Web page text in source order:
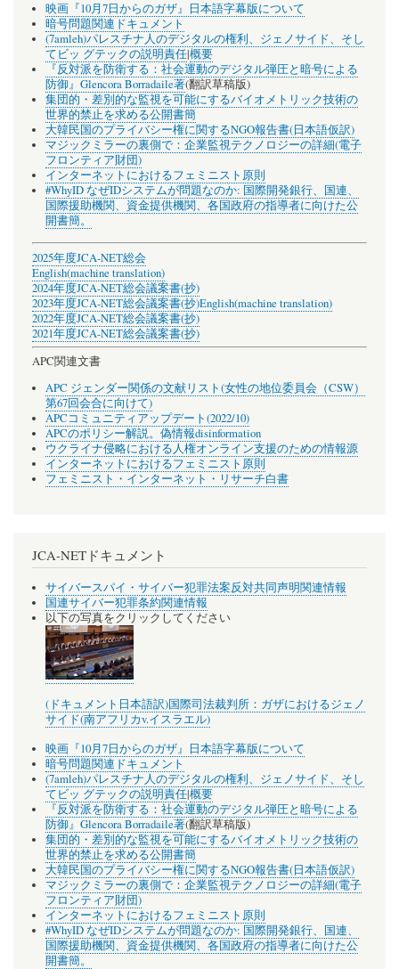
映画『10月7日からのガザ』日本語字幕版について
暗号問題関連ドキュメント
(7amleh)パレスチナ人のデジタルの権利、ジェノサイド、そし
てビッ グテックの説明責任|概要
『反対派を防衛する：社会運動のデジタル弾圧と暗号による
防御』Glencora Borradaile著(翻訳草稿版)
集団的・差別的な監視を可能にするバイオメトリック技術の
世界的禁止を求める公開書簡
大韓民国のプライバシー権に関するNGO報告書(日本語仮訳)
マジックミラーの裏側で：企業監視テクノロジーの詳細(電子
フロンティア財団)
インターネットにおけるフェミニスト原則
#WhyID なぜIDシステムが問題なのか: 国際開発銀行、国連、
国際援助機関、資金提供機関、各国政府の指導者に向けた公
開書簡。
2025年度JCA-NET総会
English(machine translation)
2024年度JCA-NET総会議案書(抄)
2023年度JCA-NET総会議案書(抄)English(machine translation)
2022年度JCA-NET総会議案書(抄)
2021年度JCA-NET総会議案書(抄)
APC関連文書
APC ジェンダー関係の文献リスト(女性の地位委員会（CSW）
第67回会合に向けて)
APCコミュニティアップデート(2022/10)
APCのポリシー解説。偽情報disinformation
ウクライナ侵略における人権オンライン支援のための情報源
インターネットにおけるフェミニスト原則
フェミニスト・インターネット・リサーチ白書
JCA-NETドキュメント
サイバースパイ・サイバー犯罪法案反対共同声明関連情報
国連サイバー犯罪条約関連情報
以下の写真をクリックしてください
(ドキュメント日本語訳)国際司法裁判所：ガザにおけるジェノ
サイド(南アフリカv.イスラエル)
映画『10月7日からのガザ』日本語字幕版について
暗号問題関連ドキュメント
(7amleh)パレスチナ人のデジタルの権利、ジェノサイド、そし
てビッ グテックの説明責任|概要
『反対派を防衛する：社会運動のデジタル弾圧と暗号による
防御』Glencora Borradaile著(翻訳草稿版)
集団的・差別的な監視を可能にするバイオメトリック技術の
世界的禁止を求める公開書簡
大韓民国のプライバシー権に関するNGO報告書(日本語仮訳)
マジックミラーの裏側で：企業監視テクノロジーの詳細(電子
フロンティア財団)
インターネットにおけるフェミニスト原則
#WhyID なぜIDシステムが問題なのか: 国際開発銀行、国連、
国際援助機関、資金提供機関、各国政府の指導者に向けた公
開書簡。